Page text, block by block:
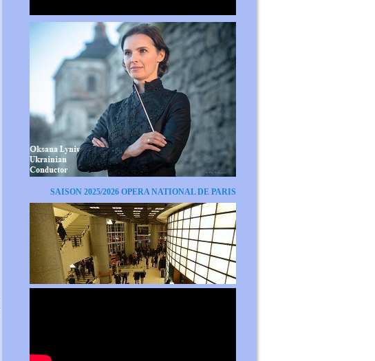
SAISON 2025/2026 OPERA NATIONAL DE PARIS